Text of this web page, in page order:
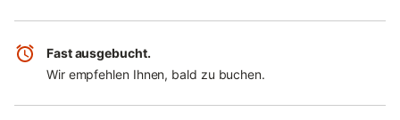
Fast ausgebucht.
Wir empfehlen Ihnen, bald zu buchen.